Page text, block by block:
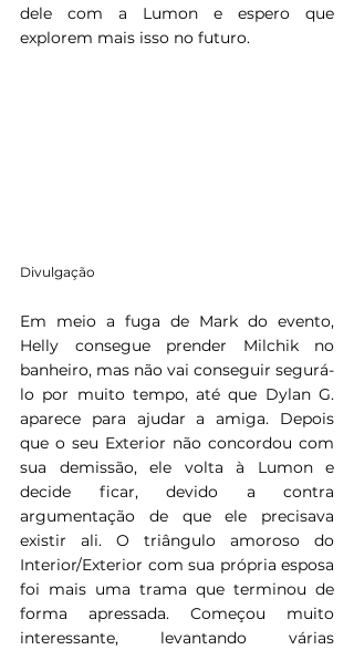
dele com a Lumon e espero que
explorem mais isso no futuro.
Divulgação
Em meio a fuga de Mark do evento,
Helly consegue prender Milchik no
banheiro, mas não vai conseguir segurá-
lo por muito tempo, até que Dylan G.
aparece para ajudar a amiga. Depois
que o seu Exterior não concordou com
sua demissão, ele volta à Lumon e
decide ficar, devido a contra
argumentação de que ele precisava
existir ali. O triângulo amoroso do
Interior/Exterior com sua própria esposa
foi mais uma trama que terminou de
forma apressada. Começou muito
interessante, levantando várias